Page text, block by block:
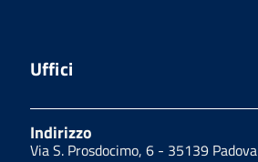
Uffici
Indirizzo
Via S. Prosdocimo, 6 - 35139 Padova